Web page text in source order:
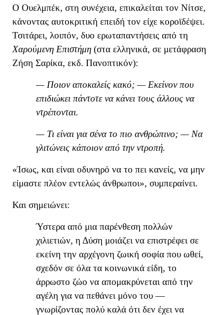
Ο Ουελμπέκ, στη συνέχεια, επικαλείται τον Νίτσε,
κάνοντας αυτοκριτική επειδή τον είχε κοροϊδέψει.
Τσιτάρει, λοιπόν, δυο ερωταπαντήσεις από τη
Χαρούμενη Επιστήμη (στα ελληνικά, σε μετάφραση
Ζήση Σαρίκα, εκδ. Πανοπτικόν):
— Ποιον αποκαλείς κακό; — Εκείνον που
επιδιώκει πάντοτε να κάνει τους άλλους να
ντρέπονται.
— Τι είναι για σένα το πιο ανθρώπινο; — Να
γλιτώνεις κάποιον από τηνντροπή.
«Ίσως, και είναι οδυνηρό να το πει κανείς, να μην
είμαστε πλέον εντελώς άνθρωποι», συμπεραίνει.
Και σημειώνει:
Ύστερα από μια παρένθεση πολλών
χιλιετιών, η Δύση μοιάζει να επιστρέφει σε
εκείνη την αρχέγονη ζωική σοφία που ωθεί,
σχεδόν σε όλα τα κοινωνικά είδη, το
άρρωστο ζώο να απομακρύνεται από την
αγέλη για να πεθάνει μόνο του —
γνωρίζοντας πολύ καλά ότι δεν έχει να